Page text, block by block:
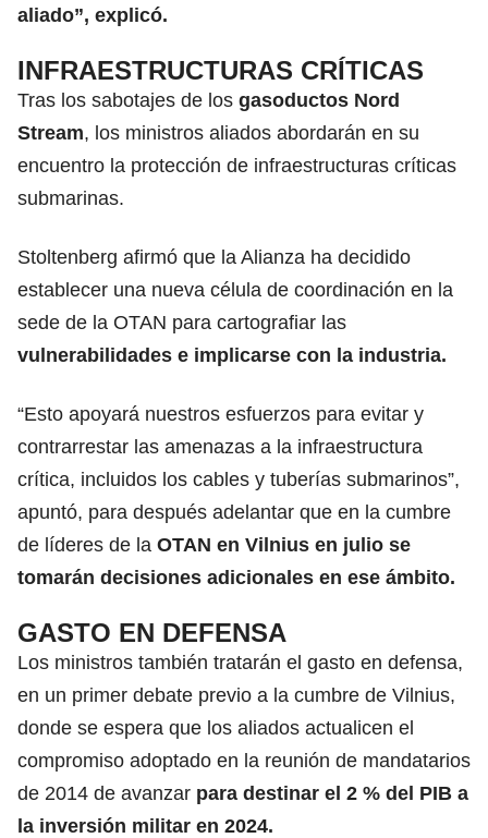
aliado”, explicó.
INFRAESTRUCTURAS CRÍTICAS
Tras los sabotajes de los gasoductos Nord
Stream, los ministros aliados abordarán en su
encuentro la protección de infraestructuras críticas
submarinas.
Stoltenberg afirmó que la Alianza ha decidido
establecer una nueva célula de coordinación en la
sede de la OTAN para cartografiar las
vulnerabilidades e implicarse con la industria.
“Esto apoyará nuestros esfuerzos para evitar y
contrarrestar las amenazas a la infraestructura
crítica, incluidos los cables y tuberías submarinos”,
apuntó, para después adelantar que en la cumbre
de líderes de la OTAN en Vilnius en julio se
tomarán decisiones adicionales en ese ámbito.
GASTO EN DEFENSA
Los ministros también tratarán el gasto en defensa,
en un primer debate previo a la cumbre de Vilnius,
donde se espera que los aliados actualicen el
compromiso adoptado en la reunión de mandatarios
de 2014 de avanzar para destinar el 2 % del PIB a
la inversión militar en 2024.